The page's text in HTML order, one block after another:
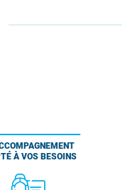
À VOS BESOINS